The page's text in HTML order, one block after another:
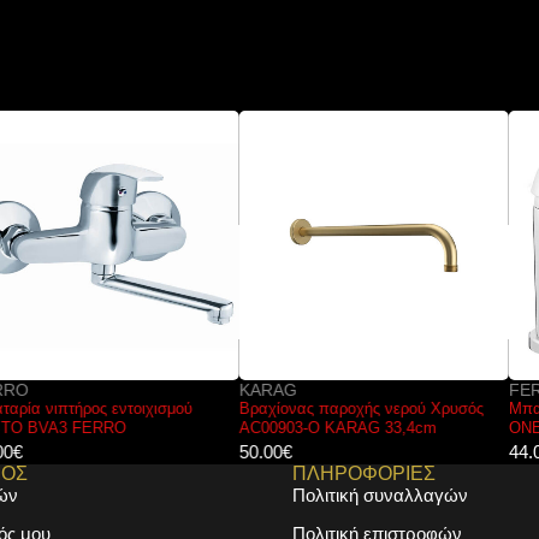
KARAG
Βραχίονας παροχής νερού Χρυσός
AC00903-O KARAG 33,4cm
50.00
FERRO
Μπαταρία νιπτήρος BFO2 FERRO
ONE
44.00
μου
ΠΛΗΡΟΦΟΡΙΕΣ
Πολιτική συναλλαγών
Πολιτική επιστροφών